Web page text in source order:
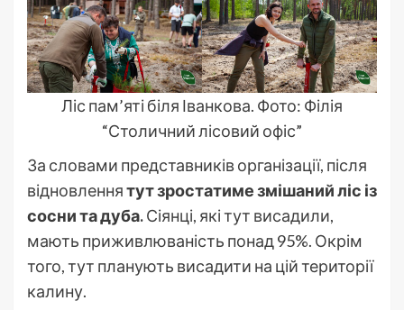
Ліс пам’яті біля Іванкова. Фото: Філія
“Столичний лісовий офіс”
За словами представників організації, після
відновленнятут зростатиме змішаний ліс із
сосни та дуба.Сіянці, які тут висадили,
мають приживлюваність понад 95%. Окрім
того, тут планують висадити на цій території
калину.